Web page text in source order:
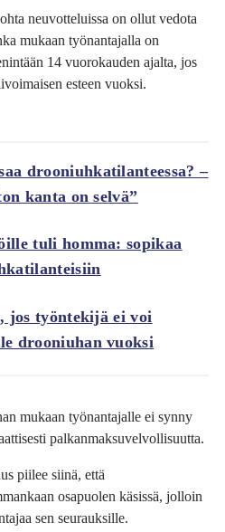
neuvotteluissa on ollut vedota
mukaan työnantajalla on
14 vuorokauden ajalta, jos
esteen vuoksi.
drooniuhkatilanteessa? –
kanta on selvä”
tuli homma: sopikaa
jos työntekijä ei voi
drooniuhan vuoksi
mukaan työnantajalle ei synny
palkanmaksuvelvollisuutta.
piilee siinä, että
osapuolen käsissä, jolloin
sen seurauksille.